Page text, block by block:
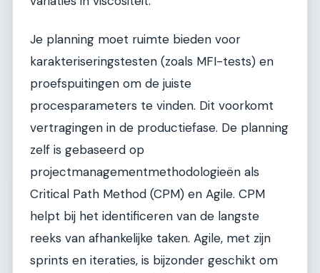
Je planning moet ruimte bieden voor
karakteriseringstesten (zoals MFI-tests) en
proefspuitingen om de juiste
procesparameters te vinden. Dit voorkomt
vertragingen in de productiefase. De planning
zelf is gebaseerd op
projectmanagementmethodologieën als
Critical Path Method (CPM) en Agile. CPM
helpt bij het identificeren van de langste
reeks van afhankelijke taken. Agile, met zijn
sprints en iteraties, is bijzonder geschikt om